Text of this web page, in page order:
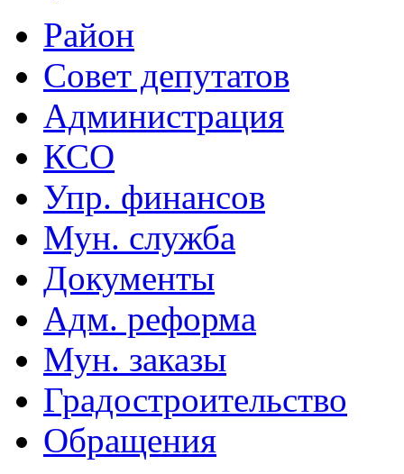
Район
Совет депутатов
Администрация
КСО
Упр. финансов
Мун. служба
Документы
Адм. реформа
Мун. заказы
Градостроительство
Обращения